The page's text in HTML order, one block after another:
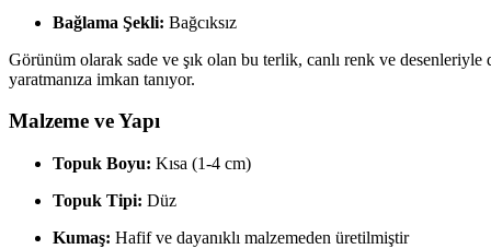
Bağlama Şekli: Bağcıksız
Görünüm olarak sade ve şık olan bu terlik, canlı renk ve
yaratmanıza imkan tanıyor.
Malzeme ve Yapı
Topuk Boyu: Kısa (1-4 cm)
Topuk Tipi: Düz
Kumaş: Hafif ve dayanıklı malzemeden üretilmiştir